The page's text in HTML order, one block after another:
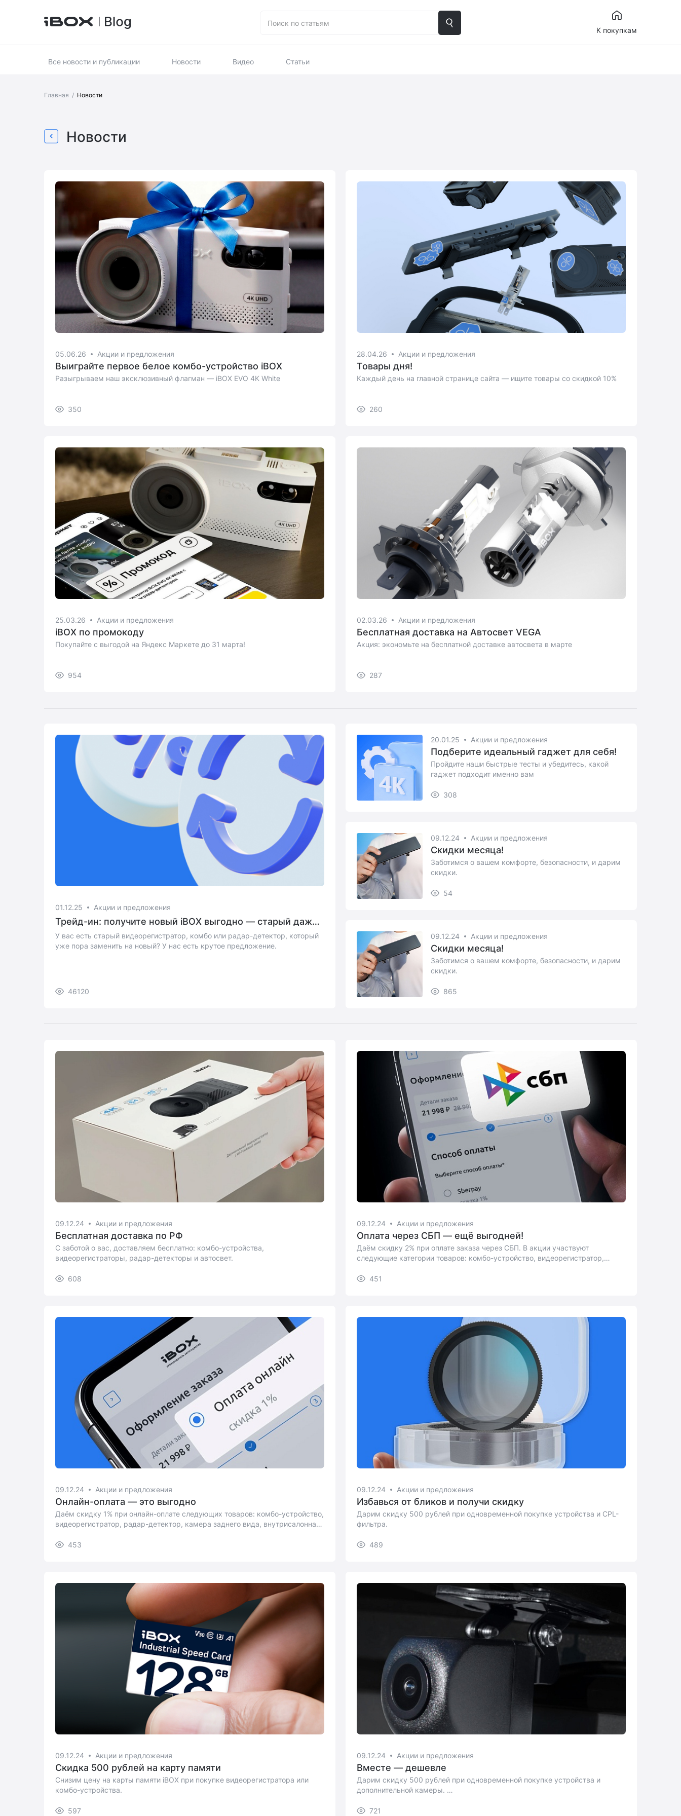
К покупкам
Все новости и публикации Новости Видео Статьи
Главная / Новости
Новости
05.06.26 Акции и предложения
Выиграйте первое белое комбо-устройство iBOX
Разыгрываем наш эксклюзивный флагман — iBOX EVO 4K White
350
28.04.26 Акции и предложения
Товары дня!
Каждый день на главной странице сайта — ищите товары со скидкой 10%
260
25.03.26 Акции и предложения
iBOX по промокоду
Покупайте с выгодой на Яндекс Маркете до 31 марта!
954
02.03.26 Акции и предложения
Бесплатная доставка на Автосвет VEGA
Акция: экономьте на бесплатной доставке автосвета в марте
287
01.12.25 Акции и предложения
Трейд-ин: получите новый iBOX выгодно — старый даже
сдавать не нужно
У вас есть старый видеорегистратор, комбо или радар-детектор, который
уже пора заменить на новый? У нас есть крутое предложение.
46120
20.01.25 Акции и предложения
Подберите идеальный гаджет для себя!
Пройдите наши быстрые тесты и убедитесь, какой
гаджет подходит именно вам
308
09.12.24 Акции и предложения
Скидки месяца!
Заботимся о вашем комфорте, безопасности, и дарим
скидки.
54
09.12.24 Акции и предложения
Скидки месяца!
Заботимся о вашем комфорте, безопасности, и дарим
скидки.
865
09.12.24 Акции и предложения
Бесплатная доставка по РФ
С заботой о вас, доставляем бесплатно: комбо-устройства,
видеорегистраторы, радар-детекторы и автосвет.
608
09.12.24 Акции и предложения
Оплата через СБП — ещё выгодней!
Даём скидку 2% при оплате заказа через СБП. В акции участвуют
следующие категории товаров: комбо-устройство, видеорегистратор,
памяти.
451
09.12.24 Акции и предложения
Онлайн-оплата — это выгодно
Даём скидку 1% при онлайн-оплате следующих товаров: комбо-устройство,
видеорегистратор, радар-детектор, камера заднего вида, внутрисалонная
453
09.12.24 Акции и предложения
Избавься от бликов и получи скидку
Дарим скидку 500 рублей при одновременной покупке устройства и CPL-
фильтра.
489
09.12.24 Акции и предложения
Скидка 500 рублей на карту памяти
Снизим цену на карты памяти iBOX при покупке видеорегистратора или
комбо-устройства.
597
09.12.24 Акции и предложения
Вместе — дешевле
Дарим скидку 500 рублей при одновременной покупке устройства и
дополнительной камеры.
721